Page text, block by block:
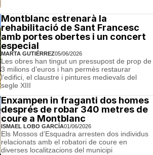
Montblanc estrenarà la
rehabilitació de Sant Francesc
amb portes obertes i un concert
especial
MARTA GUTIÉRREZ05/06/2026
Les obres han tingut un pressupost de prop de
3 milions d’euros i han permès restaurar
l’edifici, el claustre i pintures medievals del
segle XIII
Enxampen in fraganti dos homes
després de robar 340 metres de
coure a Montblanc
ISMAEL LOBO GARCÍA01/06/2026
Els Mossos d’Esquadra arresten dos individus
relacionats amb el robatori de coure en
diverses localitzacions del municipi